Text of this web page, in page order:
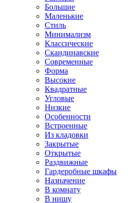
Большие
Маленькие
Стиль
Минимализм
Классические
Скандинавские
Современные
Форма
Высокие
Квадратные
Угловые
Низкие
Особенности
Встроенные
Из кладовки
Закрытые
Открытые
Раздвижные
Гардеробные шкафы
Назначение
В комнату
В нишу